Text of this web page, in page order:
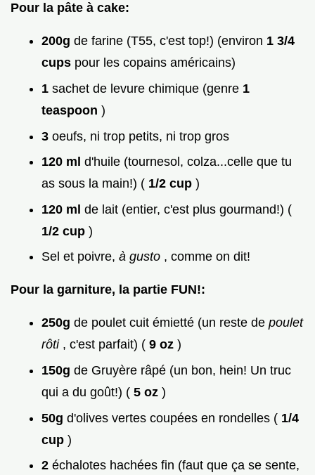
Pour la pâte à cake:
200g de farine (T55, c'est top!) (environ 1 3/4
cups pour les copains américains)
1 sachet de levure chimique (genre 1
teaspoon )
3 oeufs, ni trop petits, ni trop gros
120 ml d'huile (tournesol, colza...celle que tu
as sous la main!) ( 1/2 cup )
120 ml de lait (entier, c'est plus gourmand!) (
1/2 cup )
Sel et poivre, à gusto , comme on dit!
Pour la garniture, la partie FUN!:
250g de poulet cuit émietté (un reste de poulet
rôti , c'est parfait) ( 9 oz )
150g de Gruyère râpé (un bon, hein! Un truc
qui a du goût!) ( 5 oz )
50g d'olives vertes coupées en rondelles ( 1/4
cup )
2 échalotes hachées fin (faut que ça se sente,